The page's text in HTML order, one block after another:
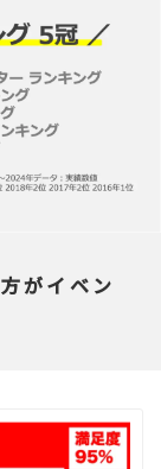
がイベン